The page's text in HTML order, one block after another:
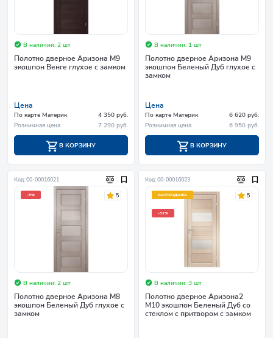
В наличии: 2 шт
Полотно дверное Аризона М9
экошпон Венге глухое с замком
Цена
По карте Материк
4 350 руб.
Розничная цена
7 290 руб.
В КОРЗИНУ
В наличии: 1 шт
Полотно дверное Аризона М9
экошпон Беленый Дуб глухое с
замком
Цена
По карте Материк
6 620 руб.
Розничная цена
6 950 руб.
В КОРЗИНУ
Код: 00-00016021
-5% 5
В наличии: 2 шт
Полотно дверное Аризона М8
экошпон Беленый Дуб глухое с
замком
Код: 00-00016023
РАСПРОДАЖА
-31%
5
В наличии: 3 шт
Полотно дверное Аризона2
М10 экошпон Беленый Дуб со
стеклом с притвором с замком